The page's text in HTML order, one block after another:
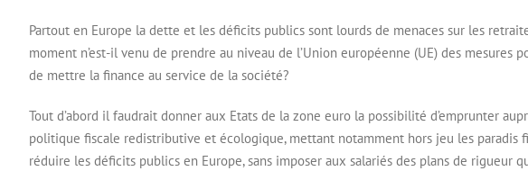
Partout en Europe la dette et les déficits publics sont lourds de menaces sur les
moment n’est-il venu de prendre au niveau de l’Union européenne (UE) des mesures
de mettre la finance au service de la société?
Tout d’abord il faudrait donner aux Etats de la zone euro la possibilité d’emprunter
politique fiscale redistributive et écologique, mettant notamment hors jeu les paradis
réduire les déficits publics en Europe, sans imposer aux salariés des plans de rigueur